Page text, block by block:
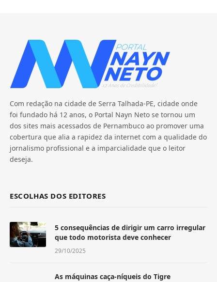
Com redação na cidade de Serra Talhada-PE, cidade onde
foi fundado há 12 anos, o Portal Nayn Neto se tornou um
dos sites mais acessados de Pernambuco ao promover uma
cobertura que alia a rapidez da internet com a qualidade do
jornalismo profissional e a imparcialidade que o leitor
deseja.
ESCOLHAS DOS EDITORES
5 consequências de dirigir um carro irregular
que todo motorista deve conhecer
29/10/2025
As máquinas caça-níqueis do Tigre